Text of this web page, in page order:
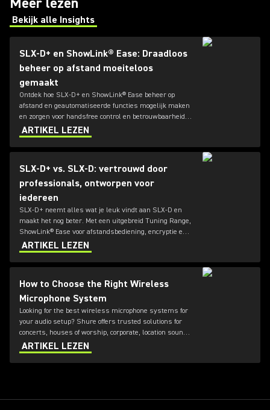
Bekijk alle Insights
(Opens in a new tab)
SLX-D+ en ShowLink® Ease: Draadloos
beheer op afstand moeiteloos
gemaakt
Ontdek hoe SLX-D+ en ShowLink® Ease beheer op
afstand en geautomatiseerde functies mogelijk maken
en zorgen voor handsfree control en betrouwbaarheid
voor elke control application.
ARTIKEL LEZEN
SLX-D+ vs. SLX-D: vertrouwd door
professionals, ontworpen voor
iedereen
SLX-D+ neemt alles wat je leuk vindt aan SLX-D en
maakt het nog beter. Met een uitgebreid Tuning Range,
ShowLink® Ease voor afstandsbediening, encryptie en
digitale feedbackreductie levert de SLX-D+ overal
draadloze uitmuntendheid.
ARTIKEL LEZEN
How to Choose the Right Wireless
Microphone System
Looking for the best wireless microphone systems for
your audio setup? Shure offers trusted solutions for
concerts, houses of worship, corporate, location sound,
and broadcast environments. From analog to digital
wireless microphones and UHF or VHF frequency
options, this guide highlights the recommended Shure
ARTIKEL LEZEN